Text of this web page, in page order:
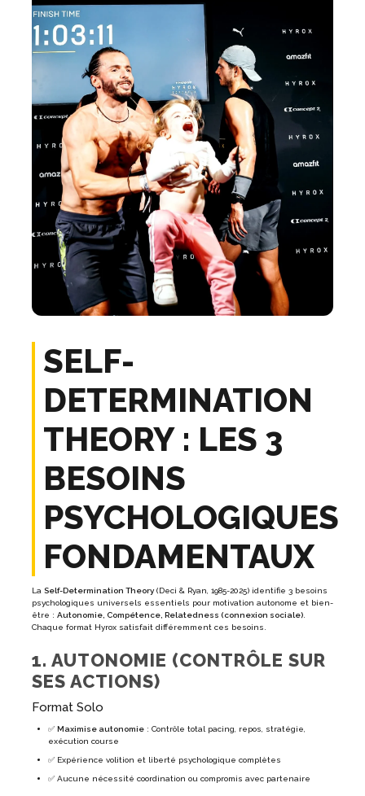
SELF-
DETERMINATION
THEORY : LES 3
BESOINS
PSYCHOLOGIQUES
FONDAMENTAUX
La Self-Determination Theory(Deci & Ryan, 1985-2025) identifie 3 besoins
psychologiques universels essentiels pour motivation autonome et bien-
être : Autonomie, Compétence, Relatedness (connexion sociale).
Chaque format Hyrox satisfait différemment ces besoins.
1. AUTONOMIE (CONTRÔLE SUR
SES ACTIONS)
Format Solo
✅Maximise autonomie : Contrôle total pacing, repos, stratégie,
exécution course
✅ Expérience volition et liberté psychologique complètes
✅ Aucune nécessité coordination ou compromis avec partenaire